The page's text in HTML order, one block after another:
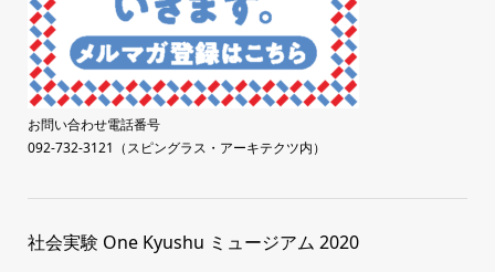
お問い合わせ電話番号
092-732-3121（スピングラス・アーキテクツ内）
社会実験 One Kyushu ミュージアム 2020